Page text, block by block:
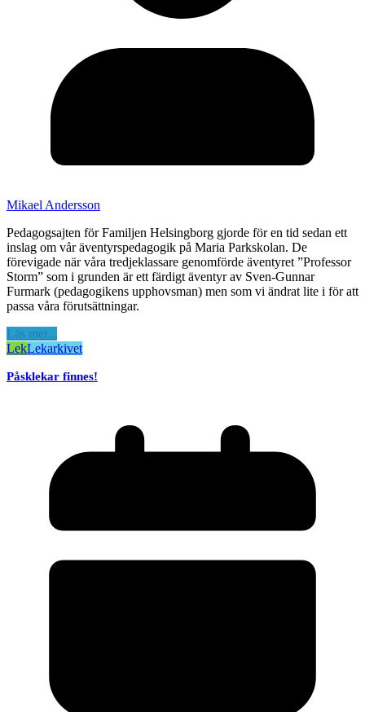
Mikael Andersson
Pedagogsajten för Familjen Helsingborg gjorde för en tid sedan ett
inslag om vår äventyrspedagogik på Maria Parkskolan. De
förevigade när våra tredjeklassare genomförde äventyret ”Professor
Storm” som i grunden är ett färdigt äventyr av Sven-Gunnar
Furmark (pedagogikens upphovsman) men som vi ändrat lite i för att
passa våra förutsättningar.
Läs mer...
LekLekarkivet
Påsklekar finnes!